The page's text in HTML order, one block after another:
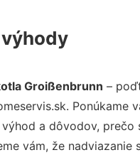
Groißenbrunn –
Ponúkame
a dôvodov, prečo
vám, že nadviazanie